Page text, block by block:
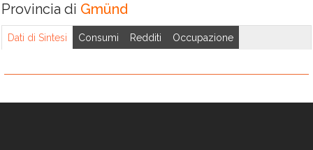
Provincia di Gmünd
Dati di Sintesi Consumi Redditi Occupazione